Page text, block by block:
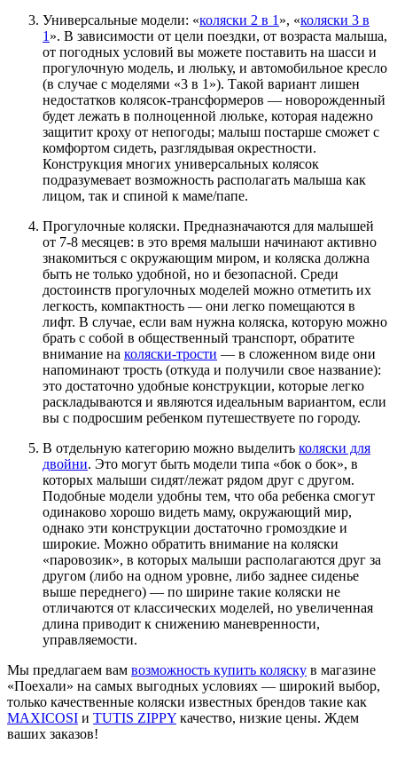
Универсальные модели: «коляски 2 в 1 », «коляски 3 в
1 ». В зависимости от цели поездки, от возраста малыша,
от погодных условий вы можете поставить на шасси и
прогулочную модель, и люльку, и автомобильное кресло
(в случае с моделями «3 в 1»). Такой вариант лишен
недостатков колясок-трансформеров — новорожденный
будет лежать в полноценной люльке, которая надежно
защитит кроху от непогоды; малыш постарше сможет с
комфортом сидеть, разглядывая окрестности.
Конструкция многих универсальных колясок
подразумевает возможность располагать малыша как
лицом, так и спиной к маме/папе.
Прогулочные коляски. Предназначаются для малышей
от 7-8 месяцев: в это время малыши начинают активно
знакомиться с окружающим миром, и коляска должна
быть не только удобной, но и безопасной. Среди
достоинств прогулочных моделей можно отметить их
легкость, компактность — они легко помещаются в
лифт. В случае, если вам нужна коляска, которую можно
брать с собой в общественный транспорт, обратите
внимание на коляски-трости — в сложенном виде они
напоминают трость (откуда и получили свое название):
это достаточно удобные конструкции, которые легко
раскладываются и являются идеальным вариантом, если
вы с подросшим ребенком путешествуете по городу.
В отдельную категорию можно выделить коляски для
двойни. Это могут быть модели типа «бок о бок», в
которых малыши сидят/лежат рядом друг с другом.
Подобные модели удобны тем, что оба ребенка смогут
одинаково хорошо видеть маму, окружающий мир,
однако эти конструкции достаточно громоздкие и
широкие. Можно обратить внимание на коляски
«паровозик», в которых малыши располагаются друг за
другом (либо на одном уровне, либо заднее сиденье
выше переднего) — по ширине такие коляски не
отличаются от классических моделей, но увеличенная
длина приводит к снижению маневренности,
управляемости.
Мы предлагаем вам возможность купить коляску в магазине
«Поехали» на самых выгодных условиях — широкий выбор,
только качественные коляски известных брендов такие как
MAXICOSI и TUTIS ZIPPY качество, низкие цены. Ждем
ваших заказов!